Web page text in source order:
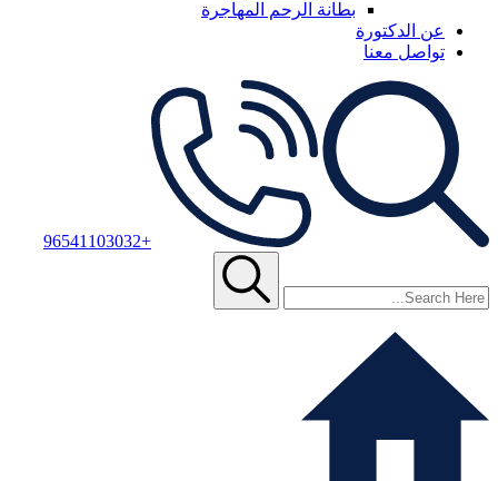
بطانة الرحم المهاجرة
عن الدكتورة
تواصل معنا
+96541103032